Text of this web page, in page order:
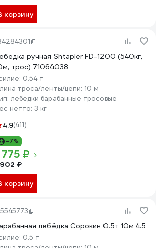
корзину
ручная Shtapler FD-1200 (540кг,
трос) 71064038
0.54 т
троса/ленты/цепи: 10 м
лебедки барабанные тросовые
нетто: 3 кг
4.9(411)
-7%
775 ₽
902 ₽
корзину
лебёдка Сорокин 0.5т 10м 4.5
0.5 т